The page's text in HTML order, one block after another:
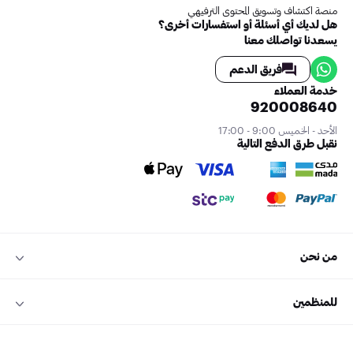
منصة اكتشاف وتسويق المحتوى الترفيهي
هل لديك أي أسئلة أو استفسارات أخرى؟
يسعدنا تواصلك معنا
فريق الدعم
خدمة العملاء
920008640
الأحد - الخميس 9:00 - 17:00
نقبل طرق الدفع التالية
من نحن
للمنظمين